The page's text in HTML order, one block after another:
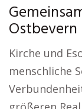
Kirche und
menschliche